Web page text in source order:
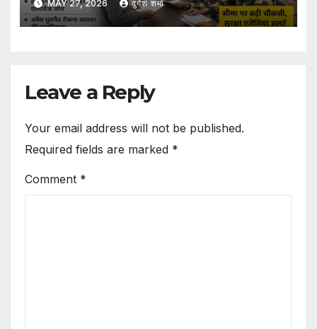
MAY 27, 2026 दुर्गेश शर्मा
Leave a Reply
Your email address will not be published.
Required fields are marked *
Comment *